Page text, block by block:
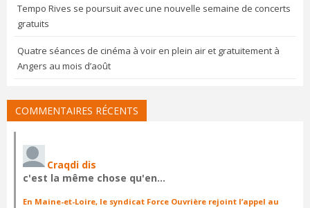
Tempo Rives se poursuit avec une nouvelle semaine de concerts
gratuits
Quatre séances de cinéma à voir en plein air et gratuitement à
Angers au mois d’août
COMMENTAIRES RÉCENTS
Craqdi dis
c'est la même chose qu'en…
En Maine-et-Loire, le syndicat Force Ouvrière rejoint l’appel au